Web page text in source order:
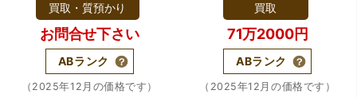
（大阪府大阪市）丁寧に査定していただいたうえ、商品保
管に関する知識も教えて頂けました。戻ってきた際には教
えていただいた通りに保管してみようと思います。
買取・質預かり
お問合せ下さい
ABランク
（2025年12月の価格です）
買取
71万2000円
ABランク
（2025年12月の価格です）